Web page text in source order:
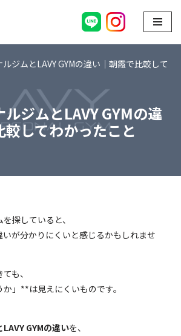
ジムとLAVY GYMの違い｜朝霞で比較して
ジムとLAVY GYMの違
してわかったこと
探していると、
が分かりにくいと感じるかもしれませ
も、
」**は見えにくいものです。
GYMの違いを、